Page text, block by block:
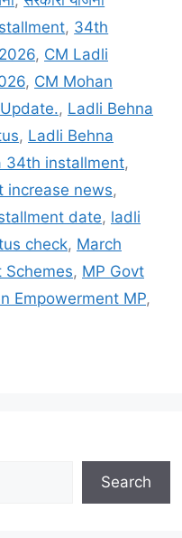
, 34th
, CM Ladli
, CM Mohan
, Ladli Behna
, Ladli Behna
34th installment,
increase news,
date, ladli
check, March
Schemes, MP Govt
Empowerment MP,
Search